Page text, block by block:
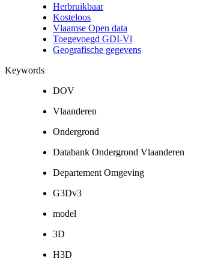
Herbruikbaar
Kosteloos
Vlaamse Open data
Toegevoegd GDI-Vl
Geografische gegevens
Keywords
DOV
Vlaanderen
Ondergrond
Databank Ondergrond Vlaanderen
Departement Omgeving
G3Dv3
model
3D
H3D